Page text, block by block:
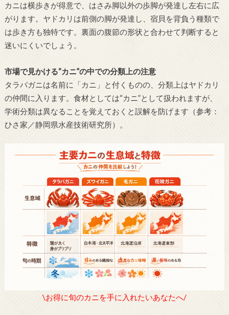
カニは横歩きが得意で、はさみ脚以外の歩脚が発達し左右に広
がります。ヤドカリは前側の脚が発達し、宿貝を背負う種類で
は歩き方も独特です。裏面の腹節の形状と合わせて判断すると
迷いにくいでしょう。
市場で見かける“カニ”の中での分類上の注意
タラバガニは名前に「カニ」と付くものの、分類上はヤドカリ
の仲間に入ります。食材としては“カニ”として扱われますが、
学術分類は異なることを覚えておくと誤解を防げます（参考：
ひさ家／静岡県水産技術研究所）。
\お得に旬のカニを手に入れたいあなたへ/